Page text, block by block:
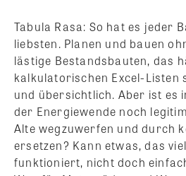
Tabula Rasa: So hat es jeder
liebsten. Planen und bauen
lästige Bestandsbauten, das
kalkulatorischen Excel-Listen
und übersichtlich. Aber ist es
der Energiewende noch
Alte wegzuwerfen und durch
ersetzen? Kann etwas, das
funktioniert, nicht doch